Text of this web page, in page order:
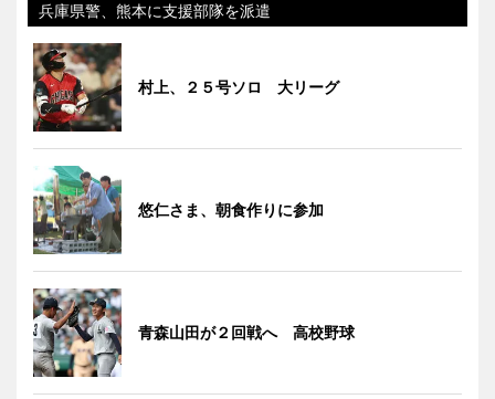
兵庫県警、熊本に支援部隊を派遣
村上、２５号ソロ 大リーグ
悠仁さま、朝食作りに参加
青森山田が２回戦へ 高校野球